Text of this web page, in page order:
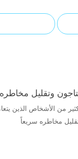
وتقليل
من الأشخاص الذين
مخاطره سريعاً